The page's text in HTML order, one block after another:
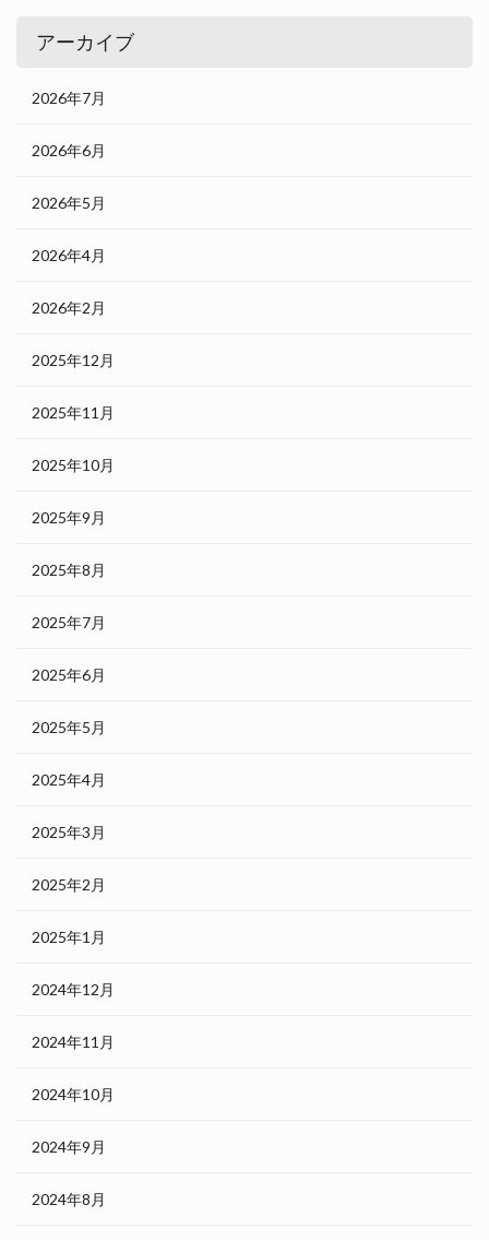
アーカイブ
2026年7月
2026年6月
2026年5月
2026年4月
2026年2月
2025年12月
2025年11月
2025年10月
2025年9月
2025年8月
2025年7月
2025年6月
2025年5月
2025年4月
2025年3月
2025年2月
2025年1月
2024年12月
2024年11月
2024年10月
2024年9月
2024年8月